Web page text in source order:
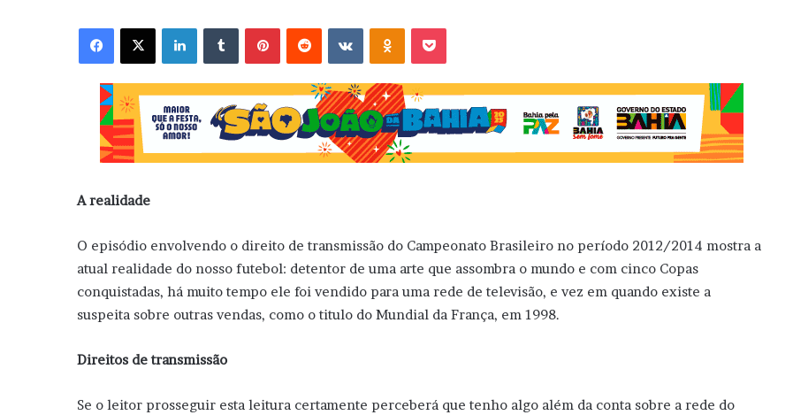
Facebook X Linkedin VK OK
A realidade
O episódio envolvendo o direito de transmissão do Campeonato Brasileiro no período 2012/2014 mostra a
atual realidade do nosso futebol: detentor de uma arte que assombra o mundo e com cinco Copas
conquistadas, há muito tempo ele foi vendido para uma rede de televisão, e vez em quando existe a
suspeita sobre outras vendas, como o titulo do Mundial da França, em 1998.
Direitos de transmissão
Se o leitor prosseguir esta leitura certamente perceberá que tenho algo além da conta sobre a rede do